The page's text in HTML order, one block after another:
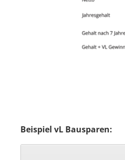
Beispiel vL Bausparen: